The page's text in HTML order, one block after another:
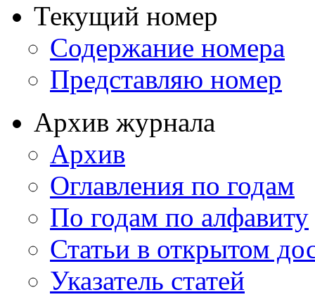
Текущий номер
Содержание номера
Представляю номер
Архив журнала
Архив
Оглавления по годам
По годам по алфавиту
Статьи в открытом
Указатель статей